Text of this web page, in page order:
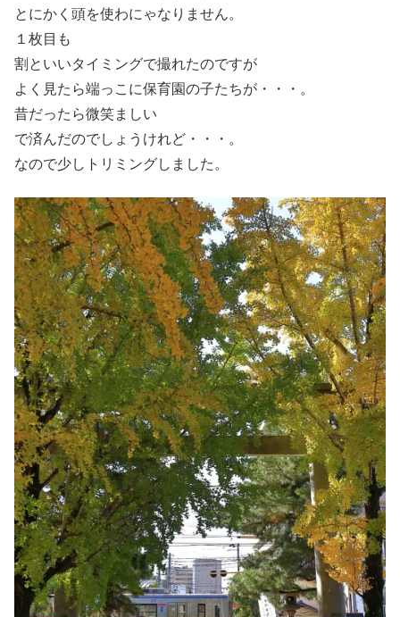
とにかく頭を使わにゃなりません。
１枚目も
割といいタイミングで撮れたのですが
よく見たら端っこに保育園の子たちが・・・。
昔だったら微笑ましい
で済んだのでしょうけれど・・・。
なので少しトリミングしました。